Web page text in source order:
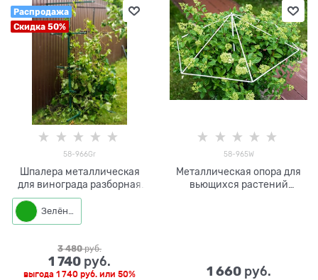
Распродажа
Скидка 50%
58-966Gr
Шпалера металлическая
для винограда разборная
58-966Gr
Зелёный
3 480 руб.
1 740 руб.
выгода 1 740 руб. или 50%
58-965W
Металлическая опора для
вьющихся растений
1 660 руб.